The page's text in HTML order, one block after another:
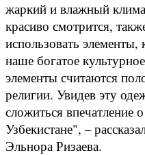
жаркий и влажный
красиво смотрится,
использовать
наше богатое
элементы считаются
религии. Увидев эту
сложиться впечатление
Узбекистане", –
Эльнора Ризаева.